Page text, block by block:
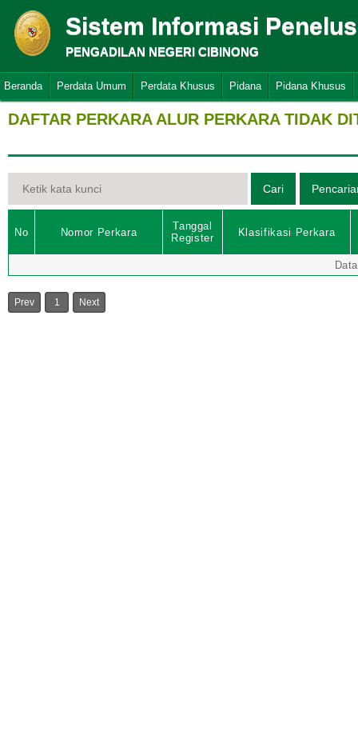
Sistem Informasi
PENGADILAN NEGERI CIBINONG
Beranda Perdata Umum Perdata Khusus Pidana Pidana Khusus
DAFTAR PERKARA ALUR PERKARA TIDAK
No Nomor Perkara
Tanggal
Register
Klasifikasi Perkara
Prev 1 Next